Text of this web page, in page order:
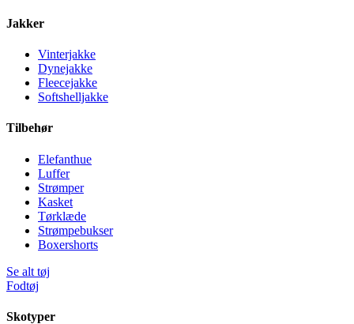
Jakker
Vinterjakke
Dynejakke
Fleecejakke
Softshelljakke
Tilbehør
Elefanthue
Luffer
Strømper
Kasket
Tørklæde
Strømpebukser
Boxershorts
Se alt tøj
Fodtøj
Skotyper